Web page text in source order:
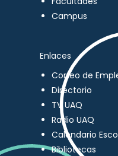
Campus
Enlaces
Correo de
Directorio
TV UAQ
Radio UAQ
Calendario
Bibliotecas